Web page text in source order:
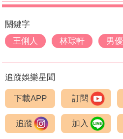
關鍵字
王俐人
林琮軒 男優
追蹤娛樂星聞
下載APP 訂閱
追蹤 加入